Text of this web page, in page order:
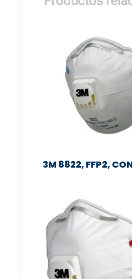
3M 8822, FFP2,